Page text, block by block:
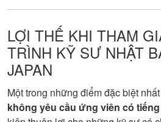
LỢI THẾ KHI THAM
TRÌNH KỸ SƯ NHẬT
JAPAN
Một trong những điểm đặc biệt
không yêu cầu ứng viên có